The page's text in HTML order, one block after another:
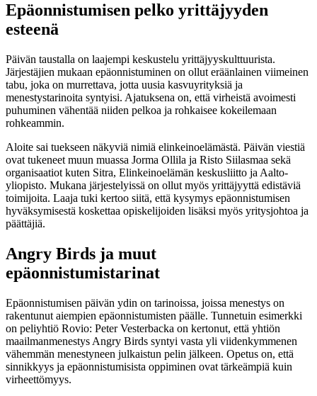
Epäonnistumisen pelko yrittäjyyden
esteenä
Päivän taustalla on laajempi keskustelu yrittäjyyskulttuurista.
Järjestäjien mukaan epäonnistuminen on ollut eräänlainen viimeinen
tabu, joka on murrettava, jotta uusia kasvuyrityksiä ja
menestystarinoita syntyisi. Ajatuksena on, että virheistä avoimesti
puhuminen vähentää niiden pelkoa ja rohkaisee kokeilemaan
rohkeammin.
Aloite sai tuekseen näkyviä nimiä elinkeinoelämästä. Päivän viestiä
ovat tukeneet muun muassa Jorma Ollila ja Risto Siilasmaa sekä
organisaatiot kuten Sitra, Elinkeinoelämän keskusliitto ja Aalto-
yliopisto. Mukana järjestelyissä on ollut myös yrittäjyyttä edistäviä
toimijoita. Laaja tuki kertoo siitä, että kysymys epäonnistumisen
hyväksymisestä koskettaa opiskelijoiden lisäksi myös yritysjohtoa ja
päättäjiä.
Angry Birds ja muut
epäonnistumistarinat
Epäonnistumisen päivän ydin on tarinoissa, joissa menestys on
rakentunut aiempien epäonnistumisten päälle. Tunnetuin esimerkki
on peliyhtiö Rovio: Peter Vesterbacka on kertonut, että yhtiön
maailmanmenestys Angry Birds syntyi vasta yli viidenkymmenen
vähemmän menestyneen julkaistun pelin jälkeen. Opetus on, että
sinnikkyys ja epäonnistumisista oppiminen ovat tärkeämpiä kuin
virheettömyys.